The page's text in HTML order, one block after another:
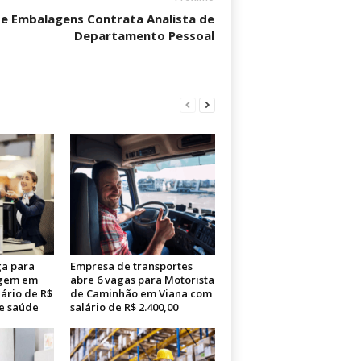
Embalagens Contrata Analista de
Departamento Pessoal
para
em
de R$
saúde
Empresa de transportes
abre 6 vagas para Motorista
de Caminhão em Viana com
salário de R$ 2.400,00